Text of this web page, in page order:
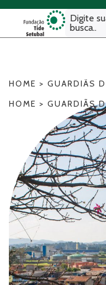
Digite
busca..
HOME > GUARDIÃS
HOME > GUARDIÃS